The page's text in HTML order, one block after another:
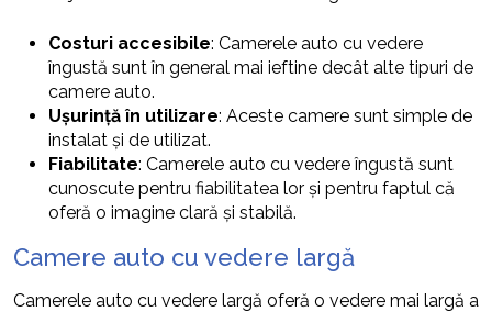
Costuri accesibile: Camerele auto cu vedere
îngustă sunt în general mai ieftine decât alte tipuri de
camere auto.
Ușurință în utilizare: Aceste camere sunt simple de
instalat și de utilizat.
Fiabilitate: Camerele auto cu vedere îngustă sunt
cunoscute pentru fiabilitatea lor și pentru faptul că
oferă o imagine clară și stabilă.
Camere auto cu vedere largă
Camerele auto cu vedere largă oferă o vedere mai largă a